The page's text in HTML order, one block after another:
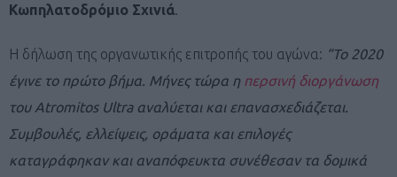
Κωπηλατοδρόμιο Σχινιά.
H δήλωση της οργανωτικής επιτροπής του αγώνα: “Το 2020
έγινε το πρώτο βήμα. Μήνες τώρα η περσινή διοργάνωση
του Atromitos Ultra αναλύεται και επανασχεδιάζεται.
Συμβουλές, ελλείψεις, οράματα και επιλογές
καταγράφηκαν και αναπόφευκτα συνέθεσαν τα δομικά